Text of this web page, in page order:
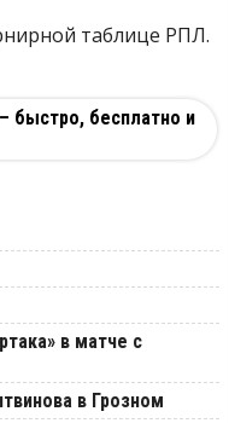
таблице РПЛ.
быстро, бесплатно и
в матче с
в Грозном